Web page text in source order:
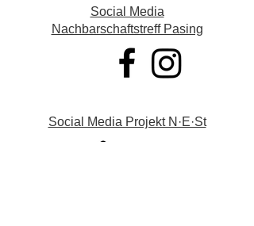
Social Media
Nachbarschaftstreff Pasing
Social Media Projekt N·E·St